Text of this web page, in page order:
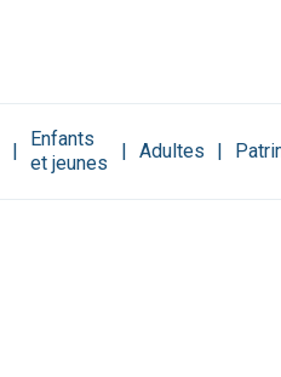
Enfants
et jeunes
Adultes